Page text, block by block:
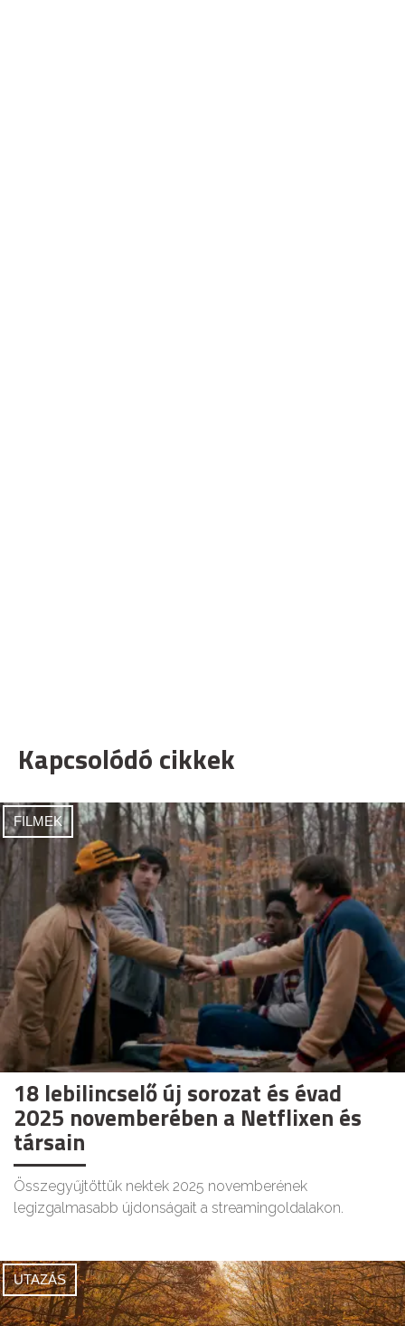
Kapcsolódó cikkek
FILMEK
18 lebilincselő új sorozat és évad
2025 novemberében a Netflixen és
társain
Összegyűjtöttük nektek 2025 novemberének
legizgalmasabb újdonságait a streamingoldalakon.
UTAZÁS